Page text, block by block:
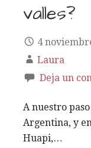
valles?
4
Laura
Deja un
A nuestro
Argentina, y
Huapi,…